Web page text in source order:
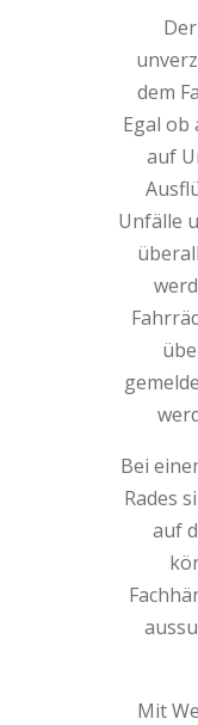
dem
Egal ob
auf
Unfälle
Bei
Rades
auf
Mit